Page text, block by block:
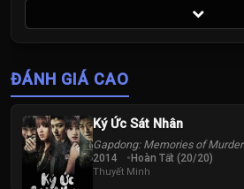
ĐÁNH GIÁ CAO
Ký Ức Sát Nhân
Gapdong: Memories of Murder
2014 Hoàn Tất (20/20)
Thuyết Minh